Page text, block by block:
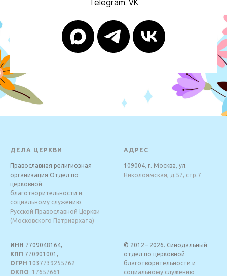
ДЕЛА ЦЕРКВИ
Православная религиозная
организация Отдел по
церковной
благотворительности и
социальному служению
Русской Православной Церкви
(Московского Патриархата)
АДРЕС
109004, г. Москва, ул.
Николоямская, д.57, стр.7
ИНН 7709048164,
КПП 770901001,
ОГРН 1037739255762
ОКПО 17657661
© 2012 – 2026. Синодальный
отдел по церковной
благотворительности и
социальному служению